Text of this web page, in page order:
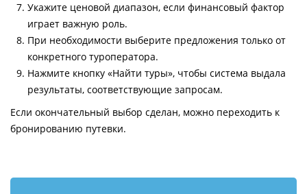
Укажите ценовой диапазон, если финансовый фактор
играет важную роль.
При необходимости выберите предложения только от
конкретного туроператора.
Нажмите кнопку «Найти туры», чтобы система выдала
результаты, соответствующие запросам.
Если окончательный выбор сделан, можно переходить к
бронированию путевки.